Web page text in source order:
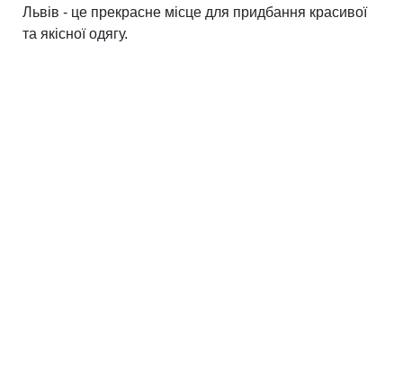
Львів - це прекрасне місце для придбання красивої
та якісної одягу.